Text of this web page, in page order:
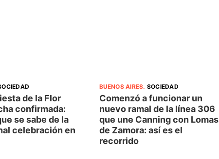
de la Flor
confirmada:
se sabe de la
celebración en
BUENOS AIRES. SOCIEDAD
Comenzó a funcionar un
nuevo ramal de la línea 306
que une Canning con Lomas
de Zamora: así es el
recorrido